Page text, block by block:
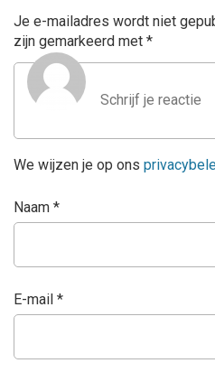
Je e-mailadres wordt niet
zijn gemarkeerd met *
We wijzen je op ons
Naam *
E-mail *